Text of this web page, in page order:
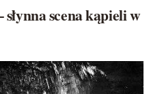
scena kąpieli w